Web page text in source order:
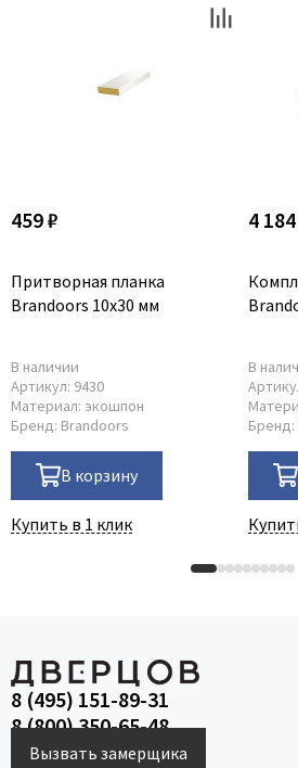
459 ₽
Притворная планка
Brandoors 10x30 мм
В наличии
Артикул: 9430
Материал: экошпон
Бренд: Brandoors
В корзину
Купить в 1 клик
4
В
Бренд:
8 (495) 151-89-31
8 (800) 350-65-48
Вызвать замерщика